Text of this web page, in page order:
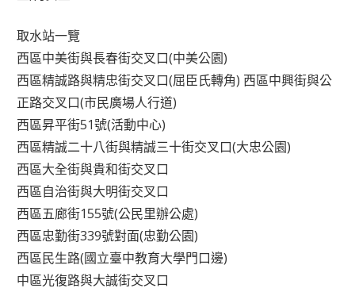
取水站一覽
西區中美街與長春街交叉口(中美公園)
西區精誠路與精忠街交叉口(屈臣氏轉角) 西區中興街與公
正路交叉口(市民廣場人行道)
西區昇平街51號(活動中心)
西區精誠二十八街與精誠三十街交叉口(大忠公園)
西區大全街與貴和街交叉口
西區自治街與大明街交叉口
西區五廊街155號(公民里辦公處)
西區忠勤街339號對面(忠勤公園)
西區民生路(國立臺中教育大學門口邊)
中區光復路與大誠街交叉口